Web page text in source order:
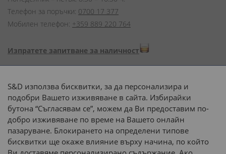
Телефон за поръчки: 0700 17 377
Мобилен телефон: +359 889 220 764
Изпратете запитване за наличност
Начини на плащане:
Доставка до адрес с:
S&D използва бисквитки, за да персонализира и
подобри Вашето изживяване в сайта. Избирайки
бутона “Съгласявам се”, можем да Ви предоставим по-
добро изживяване по време на Вашето онлайн
пазаруване. Блокирането на определени типове
бисквитки ще окаже влияние върху начина, по който